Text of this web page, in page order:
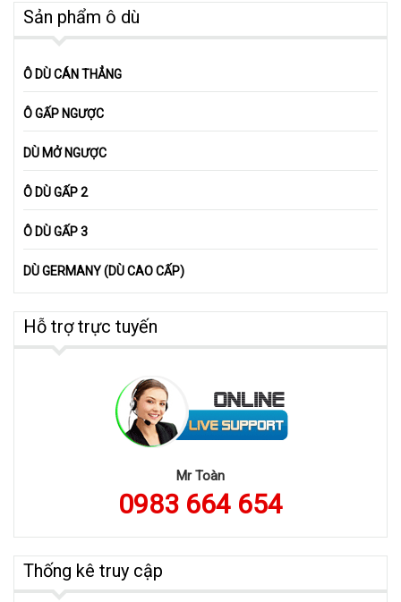
Sản phẩm ô dù
Ô DÙ CÁN THẲNG
Ô GẤP NGƯỢC
DÙ MỞ NGƯỢC
Ô DÙ GẤP 2
Ô DÙ GẤP 3
DÙ GERMANY (DÙ CAO CẤP)
Hỗ trợ trực tuyến
Mr Toàn
0983 664 654
Thống kê truy cập